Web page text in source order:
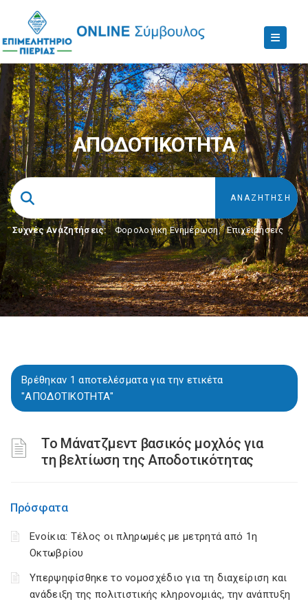
ΑΠΟΔΟΤΙΚΟΤΗΤΑ
Συχνές Αναζητήσεις: Φορολογικη Ενημέρωση, Επιχειρήσεις
Βρέθηκαν 1 αποτελέσματα για την ετικέτα
"ΑΠΟΔΟΤΙΚΟΤΗΤΑ"
To Μάνατζμεντ βασικός μοχλός για
τη βελτίωση της Αποδοτικότητας
Πρόσφατα
Ενοίκια: Τέλος οι πληρωμές με μετρητά από 1η
Οκτωβρίου
Υπερψηφίσθηκε το νομοσχέδιο για τη διαχείριση και
ανάδειξη της πολιτιστικής κληρονομιάς, την ανάπτυξη